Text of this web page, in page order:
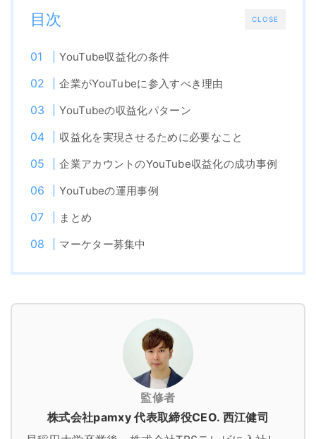
CLOSE
目次
YouTube収益化の条件
企業がYouTubeに参入すべき理由
YouTubeの収益化パターン
収益化を実現させるために必要なこと
企業アカウントのYouTube収益化の成功事例
YouTubeの運用事例
まとめ
マーケター募集中
監修者
株式会社pamxy 代表取締役CEO. 西江健司